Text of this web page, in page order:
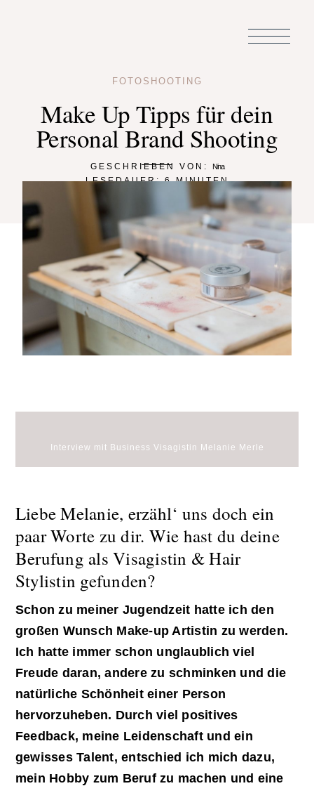
FOTOSHOOTING
Make Up Tipps für dein
Personal Brand Shooting
GESCHRIEBEN VON: Nina
LESEDAUER:6 MINUTEN
Interview mit Business Visagistin Melanie Merle
Liebe Melanie, erzähl‘ uns doch ein
paar Worte zu dir. Wie hast du deine
Berufung als Visagistin & Hair
Stylistin gefunden?
Schon zu meiner Jugendzeit hatte ich den
großen Wunsch Make-up Artistin zu werden.
Ich hatte immer schon unglaublich viel
Freude daran, andere zu schminken und die
natürliche Schönheit einer Person
hervorzuheben. Durch viel positives
Feedback, meine Leidenschaft und ein
gewisses Talent, entschied ich mich dazu,
mein Hobby zum Beruf zu machen und eine